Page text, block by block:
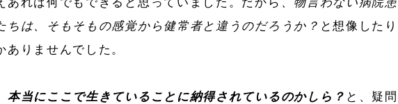
ちは、そもそもの感覚から健常者と違うのだろうか？ と想像したり
ありませんでした。
本当にここで生きていることに納得されているのかしら？ と、疑問